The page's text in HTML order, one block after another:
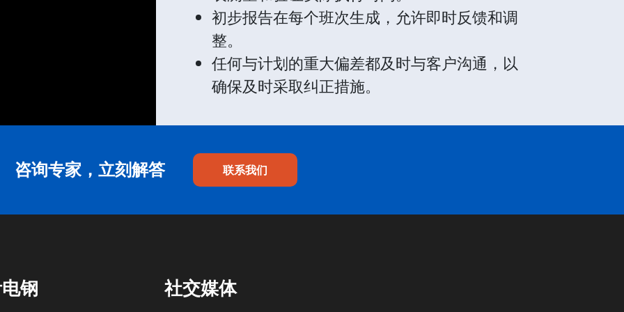
初步报告在每个班次生成，允许即时反馈和调
整。
任何与计划的重大偏差都及时与客户沟通，以
确保及时采取纠正措施。
咨询专家，立刻解答 联系我们
钢 社交媒体